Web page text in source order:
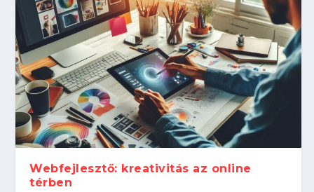
Hogyan készíts ATS-barát önéletrajzot?
Így növelheted az esélyedet az
állásinterjúra...
Kitalálod, mire használják ezeket a
gépeket?
Nem sikerült az egyetemi felvételi?
Tanulj szakmát!
Szoftverfejlesztő: verseny kódban –
amikor néhány sor program dönti el a
világversenyt...
Webfejlesztő: kreativitás az online
térben